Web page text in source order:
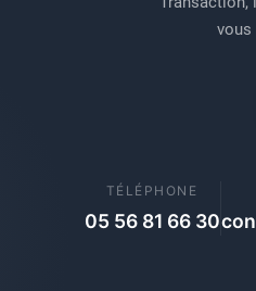
vous
TÉLÉPHONE
05 56 81 66 30